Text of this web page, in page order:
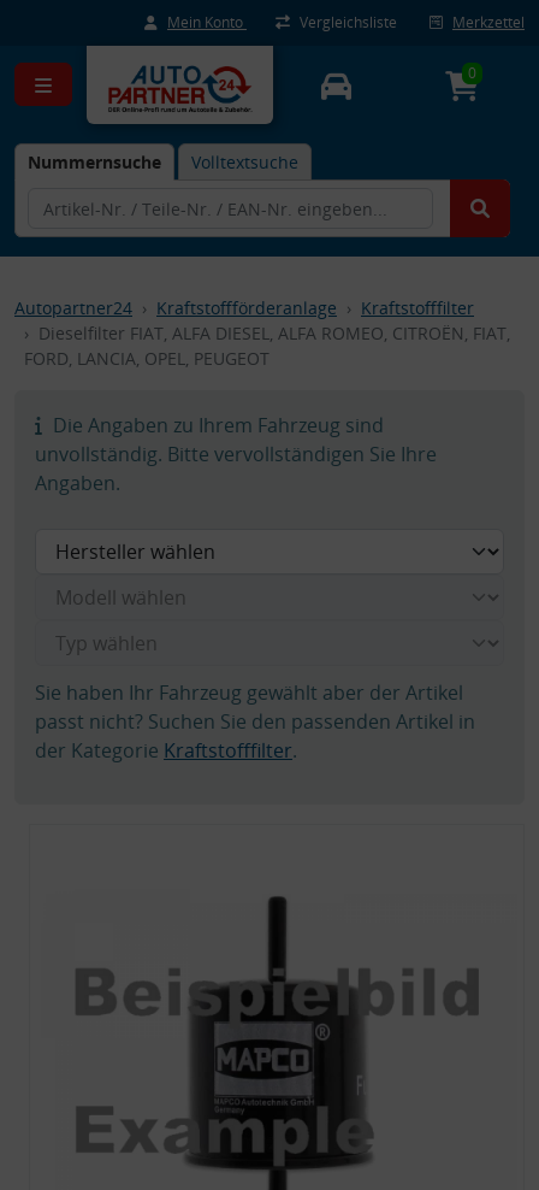
Mein Konto Vergleichsliste Merkzettel
Nummernsuche Volltextsuche
0
Autopartner24 Kraftstoffförderanlage
Kraftstofffilter
Dieselfilter FIAT, ALFA DIESEL, ALFA ROMEO, CITROËN, FIAT,
FORD, LANCIA, OPEL, PEUGEOT
Die Angaben zu Ihrem Fahrzeug sind
unvollständig. Bitte vervollständigen Sie Ihre
Angaben.
Sie haben Ihr Fahrzeug gewählt aber der Artikel
passt nicht? Suchen Sie den passenden Artikel in
der Kategorie Kraftstofffilter.